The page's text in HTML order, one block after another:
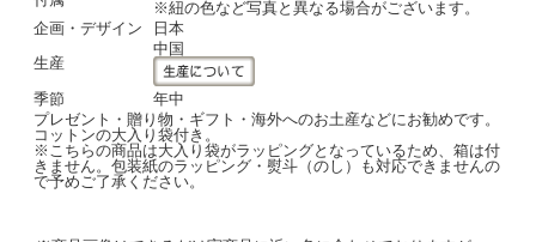
※紐の色など写真と異なる場合がございます。
企画・デザイン
日本
生産
中国
季節
年中
プレゼント・贈り物・ギフト・海外へのお土産などにお勧めです。
コットンの大入り袋付き。
※こちらの商品は大入り袋がラッピングとなっているため、箱は付
きません。包装紙のラッピング・熨斗（のし）も対応できませんの
で予めご了承ください。